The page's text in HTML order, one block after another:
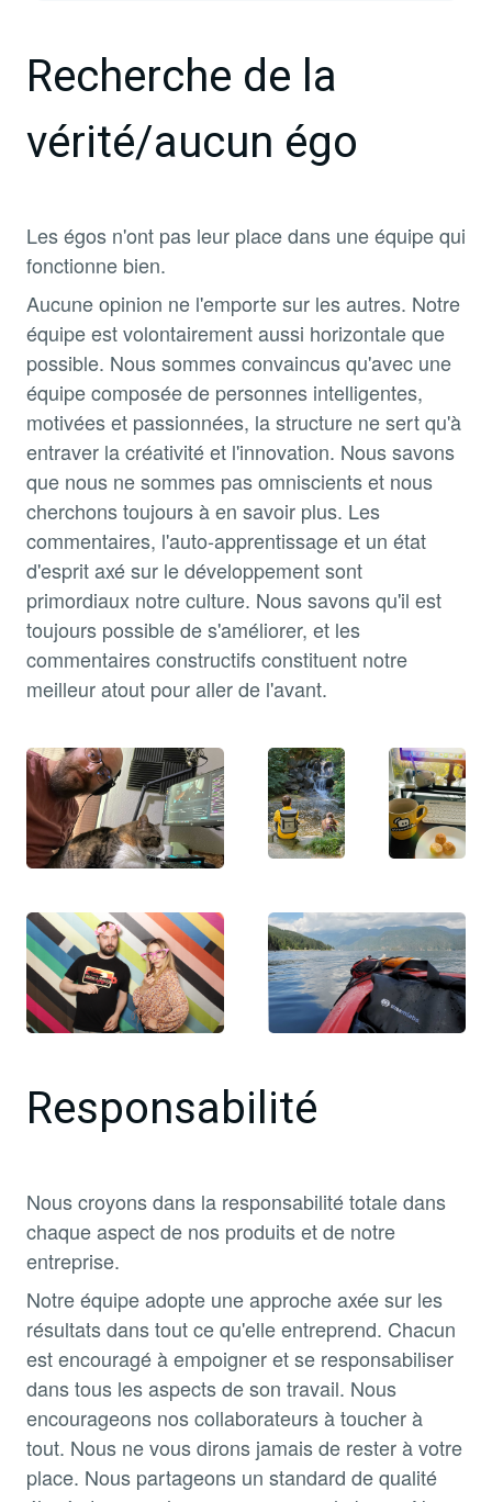
Recherche de la
vérité/aucun égo
Les égos n'ont pas leur place dans une équipe qui
fonctionne bien.
Aucune opinion ne l'emporte sur les autres. Notre
équipe est volontairement aussi horizontale que
possible. Nous sommes convaincus qu'avec une
équipe composée de personnes intelligentes,
motivées et passionnées, la structure ne sert qu'à
entraver la créativité et l'innovation. Nous savons
que nous ne sommes pas omniscients et nous
cherchons toujours à en savoir plus. Les
commentaires, l'auto-apprentissage et un état
d'esprit axé sur le développement sont
primordiaux notre culture. Nous savons qu'il est
toujours possible de s'améliorer, et les
commentaires constructifs constituent notre
meilleur atout pour aller de l'avant.
Responsabilité
Nous croyons dans la responsabilité totale dans
chaque aspect de nos produits et de notre
entreprise.
Notre équipe adopte une approche axée sur les
résultats dans tout ce qu'elle entreprend. Chacun
est encouragé à empoigner et se responsabiliser
dans tous les aspects de son travail. Nous
encourageons nos collaborateurs à toucher à
tout. Nous ne vous dirons jamais de rester à votre
place. Nous partageons un standard de qualité